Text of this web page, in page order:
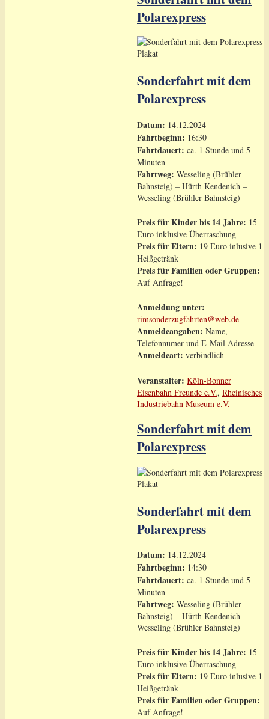
Polarexpress
Sonderfahrt mit dem
Polarexpress
Datum: 14.12.2024
Fahrtbeginn: 16:30
Fahrtdauert: ca. 1 Stunde und 5
Minuten
Fahrtweg: Wesseling (Brühler
Bahnsteig) – Hürth Kendenich –
Wesseling (Brühler Bahnsteig)
Preis für Kinder bis 14 Jahre: 15
Euro inklusive Überraschung
Preis für Eltern: 19 Euro inlusive 1
Heißgetränk
Preis für Familien oder Gruppen:
Auf Anfrage!
Anmeldung unter:
rimsonderzugfahrten@web.de
Anmeldeangaben: Name,
Telefonnumer und E-Mail Adresse
Anmeldeart: verbindlich
Veranstalter: Köln-Bonner
Eisenbahn Freunde e.V., Rheinisches
Industriebahn Museum e.V.
Sonderfahrt mit dem
Polarexpress
Sonderfahrt mit dem
Polarexpress
Datum: 14.12.2024
Fahrtbeginn: 14:30
Fahrtdauert: ca. 1 Stunde und 5
Minuten
Fahrtweg: Wesseling (Brühler
Bahnsteig) – Hürth Kendenich –
Wesseling (Brühler Bahnsteig)
Preis für Kinder bis 14 Jahre: 15
Euro inklusive Überraschung
Preis für Eltern: 19 Euro inlusive 1
Heißgetränk
Preis für Familien oder Gruppen:
Auf Anfrage!